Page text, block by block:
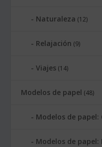
Naturaleza (12)
Relajación (9)
Viajes (14)
Modelos de papel (48)
Modelos de papel:
Modelos de